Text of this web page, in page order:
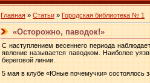
Главная » Статьи » Городская библиотека № 1
«Осторожно, паводок!»
С наступлением весеннего периода
явление называется паводком. Наиболее
береговой линии.
5 мая в клубе «Юные почемучки» состоялось